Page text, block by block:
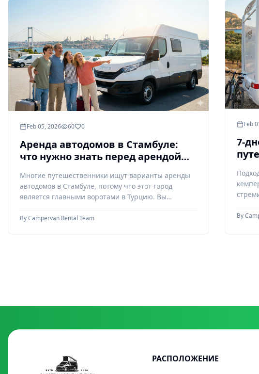
Feb 05, 2026 60 0
Аренда автодомов в Стамбуле:
что нужно знать перед арендой
Многие путешественники ищут варианты аренды
автодомов в Стамбуле, потому что этот город
является главными воротами в Турцию. Вы
ByCampervan Rental Team
Feb
7-
по
By
РАСПОЛОЖЕНИЕ